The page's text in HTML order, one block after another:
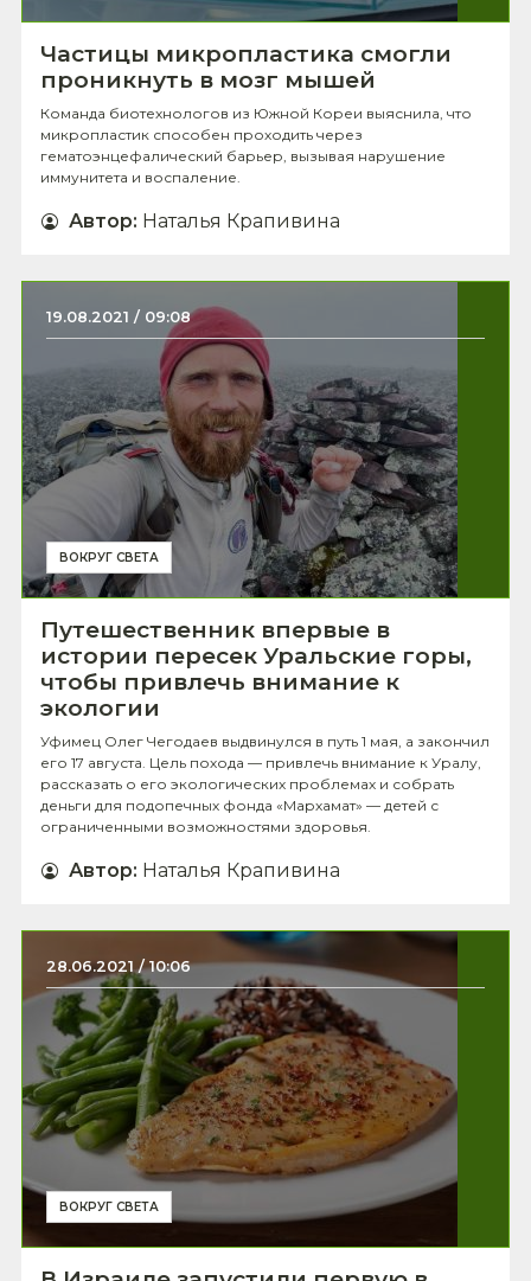
Частицы микропластика смогли
проникнуть в мозг мышей
Команда биотехнологов из Южной Кореи выяснила, что
микропластик способен проходить через
гематоэнцефалический барьер, вызывая нарушение
иммунитета и воспаление.
Автор: Наталья Крапивина
19.08.2021 / 09:08
ВОКРУГ СВЕТА
Путешественник впервые в
истории пересек Уральские горы,
чтобы привлечь внимание к
экологии
Уфимец Олег Чегодаев выдвинулся в путь 1 мая, а закончил
его 17 августа. Цель похода — привлечь внимание к Уралу,
рассказать о его экологических проблемах и собрать
деньги для подопечных фонда «Мархамат» — детей с
ограниченными возможностями здоровья.
Автор: Наталья Крапивина
28.06.2021 / 10:06
ВОКРУГ СВЕТА